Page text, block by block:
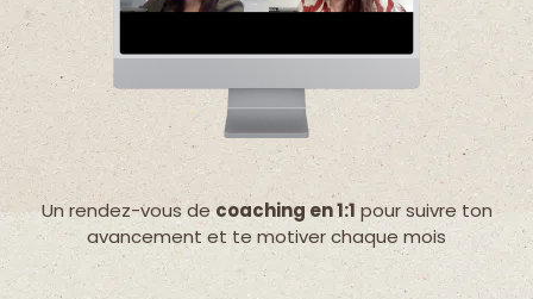
Un rendez-vous de coaching en 1:1pour suivre ton
avancement et te motiver chaque mois